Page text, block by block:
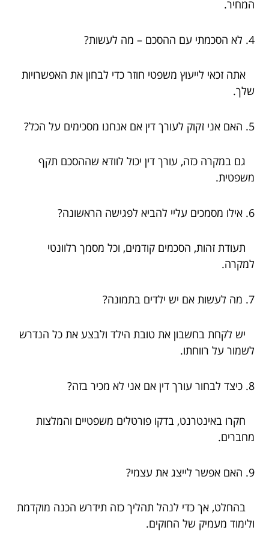
המחיר.
4. לא הסכמתי עם ההסכם – מה לעשות?
אתה זכאי לייעוץ משפטי חוזר כדי לבחון את האפשרויות
שלך.
5. האם אני זקוק לעורך דין אם אנחנו מסכימים על הכל?
גם במקרה כזה, עורך דין יכול לוודא שההסכם תקף
משפטית.
6. אילו מסמכים עליי להביא לפגישה הראשונה?
תעודת זהות, הסכמים קודמים, וכל מסמך רלוונטי
למקרה.
7. מה לעשות אם יש ילדים בתמונה?
יש לקחת בחשבון את טובת הילד ולבצע את כל הנדרש
לשמור על רווחתו.
8. כיצד לבחור עורך דין אם אני לא מכיר בזה?
חקרו באינטרנט, בדקו פורטלים משפטיים והמלצות
מחברים.
9. האם אפשר לייצג את עצמי?
בהחלט, אך כדי לנהל תהליך כזה תידרש הכנה מוקדמת
ולימוד מעמיק של החוקים.